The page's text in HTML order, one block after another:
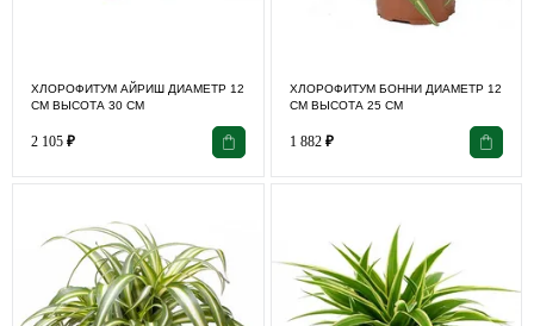
ХЛОРОФИТУМ АЙРИШ ДИАМЕТР 12
СМ ВЫСОТА 30 СМ
2 105 ₽
ХЛОРОФИТУМ БОННИ ДИАМЕТР 12
СМ ВЫСОТА 25 СМ
1 882 ₽